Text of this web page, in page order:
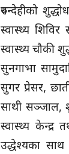
रुपन्देहीको
स्वास्थ्य
स्वास्थ्य चौकी
सुनगाभा
सुगर प्रेसर,
साथी सञ्जाल,
स्वास्थ्य केन्द्र
उद्धेश्यका साथ